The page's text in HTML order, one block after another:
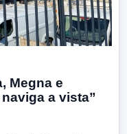
Megna e
a vista”